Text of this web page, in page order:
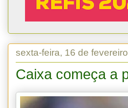
sexta-feira, 16 de
Caixa começa a